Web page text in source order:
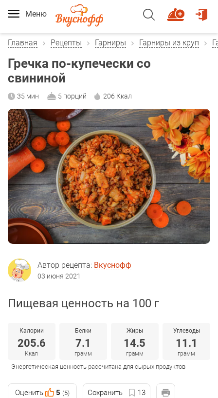
Меню
Главная Рецепты Гарниры Гарниры из круп
Гречка по-купечески со
свининой
35 мин 5 порций 206 Ккал
Автор рецепта: Вкуснофф
03 июня 2021
Пищевая ценность на 100 г
Калории
205.6
Ккал
Белки
7.1
грамм
Жиры
14.5
грамм
Углеводы
11.1
грамм
Энергетическая ценность рассчитана для сырых продуктов
Оценить 5 (5) Сохранить 13